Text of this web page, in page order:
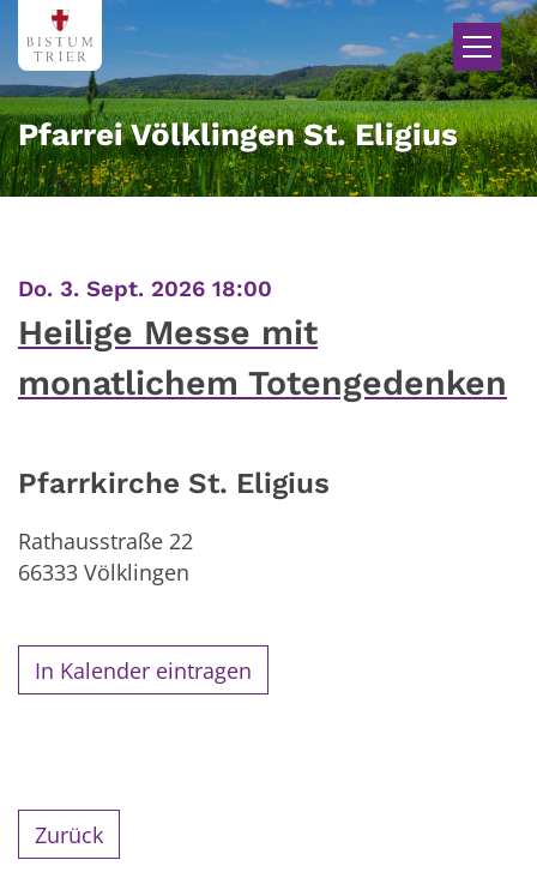
Zum Inhalt springen
Pfarrei Völklingen St. Eligius
Do. 3. Sept. 2026 18:00
Heilige Messe mit
monatlichem Totengedenken
Pfarrkirche St. Eligius
Rathausstraße 22
66333 Völklingen
In Kalender eintragen
Zurück